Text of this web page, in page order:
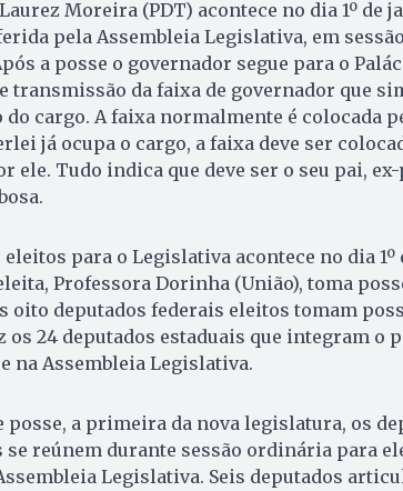
Moreira (PDT) acontece no dia 1º de
pela Assembleia Legislativa, em
a posse o governador segue para o
transmissão da faixa de governador que
cargo. A faixa normalmente é colocada
já ocupa o cargo, a faixa deve ser
ele. Tudo indica que deve ser o seu pai,
eleitos para o Legislativa acontece no dia 1º
Professora Dorinha (União), toma
oito deputados federais eleitos tomam
os 24 deputados estaduais que integram o
na Assembleia Legislativa.
posse, a primeira da nova legislatura, os
se reúnem durante sessão ordinária para
Legislativa. Seis deputados